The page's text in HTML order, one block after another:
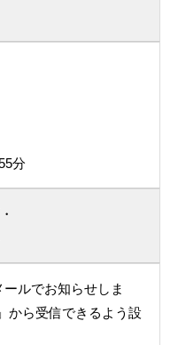
分
ルでお知らせしま
から受信できるよう設